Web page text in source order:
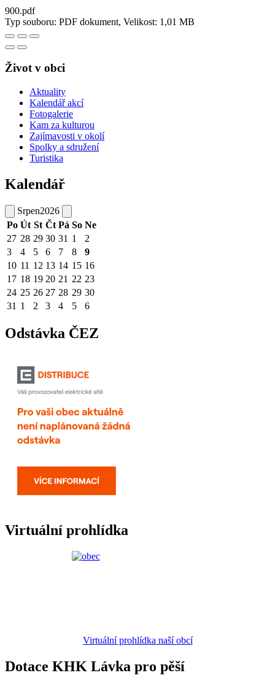
900.pdf
Typ souboru: PDF dokument, Velikost: 1,01 MB
Život v obci
Aktuality
Kalendář akcí
Fotogalerie
Kam za kulturou
Zajímavosti v okolí
Spolky a sdružení
Turistika
Kalendář
Srpen2026
Po Út St Čt Pá So Ne
27 28 29 30 31 1
2
3
4 5 6 7 8
9
10 11 12 13 14 15 16
17 18 19 20 21 22 23
24 25 26 27 28 29 30
31 1 2 3 4 5 6
Odstávka ČEZ
Virtuální prohlídka
Virtuální prohlídka naší obcí
Dotace KHK Lávka pro pěší